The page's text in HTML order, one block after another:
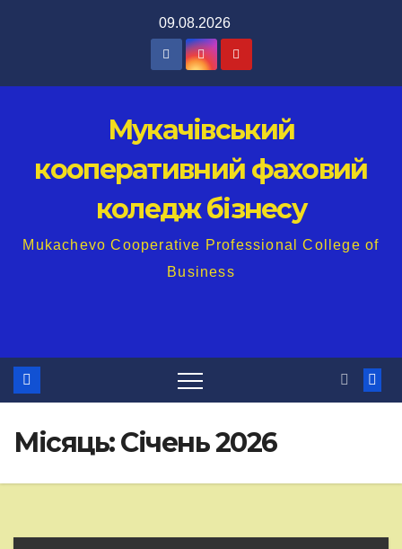
09.08.2026
Мукачівський
кооперативний фаховий
коледж бізнесу
Mukachevo Cooperative Professional College of
Business
Місяць:Січень 2026